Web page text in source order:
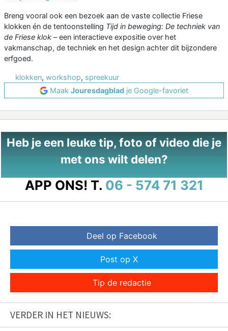
Breng vooral ook een bezoek aan de vaste collectie Friese
klokken én de tentoonstelling Tijd in beweging: De techniek van
de Friese klok – een interactieve expositie over het
vakmanschap, de techniek en het design achter dit bijzondere
erfgoed.
klokken, workshop, spreekuur
Maak Jouresdagblad je Google-favoriet
Heb je een leuke tip, foto of video die je
met ons wilt delen?
APP ONS! T. 06 - 574 71 321
Deel op Facebook
Post op X
Tip de redactie
VERDER IN HET NIEUWS: